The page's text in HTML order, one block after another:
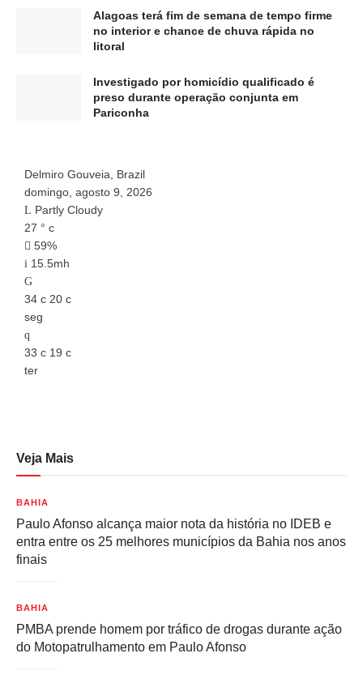
Alagoas terá fim de semana de tempo firme
no interior e chance de chuva rápida no
litoral
Investigado por homicídio qualificado é
preso durante operação conjunta em
Pariconha
Delmiro Gouveia, Brazil
domingo, agosto 9, 2026
Partly Cloudy
27 ° c
59%
15.5mh
34 c 20 c
seg
33 c 19 c
ter
Veja Mais
BAHIA
Paulo Afonso alcança maior nota da história no IDEB e
entra entre os 25 melhores municípios da Bahia nos anos
finais
BAHIA
PMBA prende homem por tráfico de drogas durante ação
do Motopatrulhamento em Paulo Afonso